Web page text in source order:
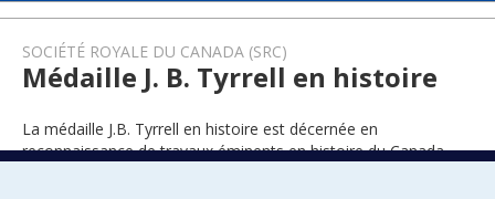
SOCIÉTÉ ROYALE DU CANADA (SRC)
Médaille J. B. Tyrrell en histoire
La médaille J.B. Tyrrell en histoire est décernée en
reconnaissance de travaux éminents en histoire du Canada.